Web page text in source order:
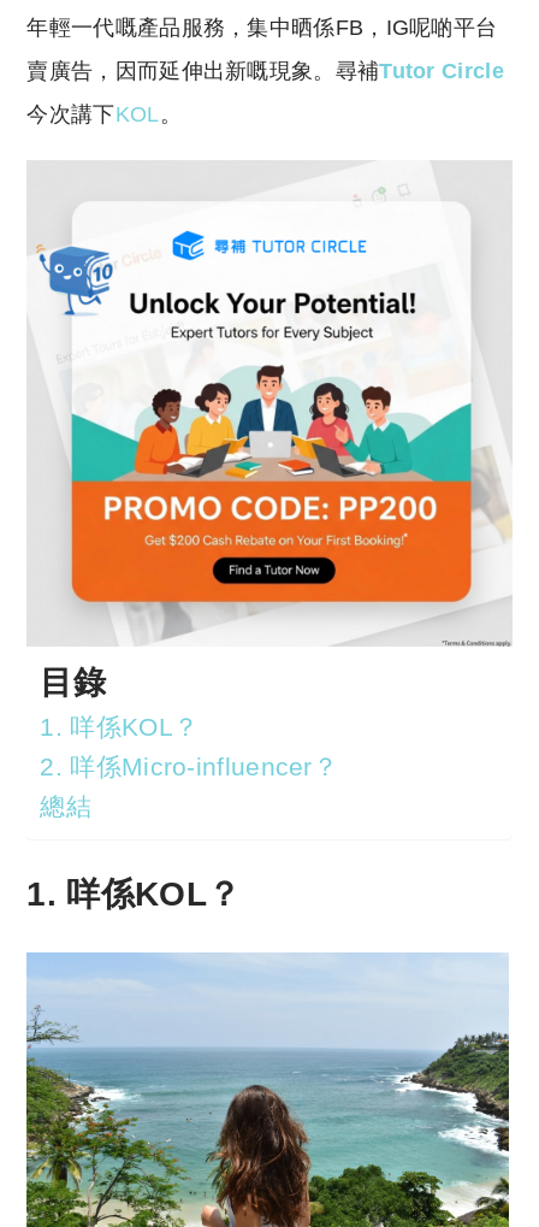
年輕一代嘅產品服務，集中晒係FB，IG呢啲平台
賣廣告，因而延伸出新嘅現象。尋補Tutor Circle
今次講下KOL。
目錄
1. 咩係KOL？
2. 咩係Micro-influencer？
總結
1. 咩係KOL？